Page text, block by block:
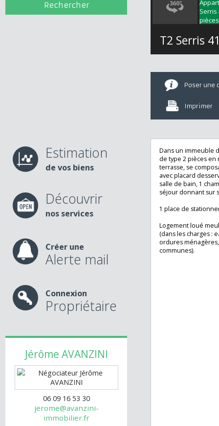
de vos biens
nos services
Alerte mail
Propriétaire
JérômeAVANZINI
Poser
Dans un
de type 2
terrasse, se
salle de bain, 1
1 place de
Logement loué